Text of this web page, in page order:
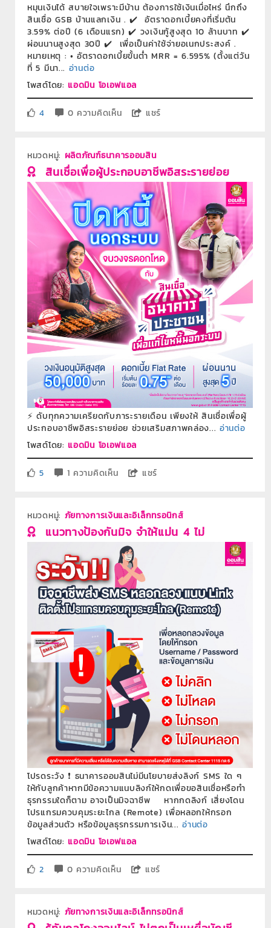
หมุนเงินได้ สบายใจเพราะมีบ้าน ต้องการใช้เงินเมื่อไหร่ นึกถึง
สินเชื่อ GSB บ้านแลกเงิน . ✔️ อัตราดอกเบี้ยคงที่เริ่มต้น
3.59% ต่อปี (6 เดือนแรก) ✔️ วงเงินกู้สูงสุด 10 ล้านบาท ✔️
ผ่อนนานสูงสุด 30ปี ✔️ เพื่อเป็นค่าใช้จ่ายอเนกประสงค์ .
หมายเหตุ : • อัตราดอกเบี้ยขั้นต่ำ MRR = 6.595% (ตั้งแต่วัน
ที่ 5 มีนา... อ่านต่อ
โพสต์โดย:แอดมิน โอเอฟแอล
4 0 ความคิดเห็น แชร์
หมวดหมู่: ผลิตภัณฑ์ธนาคารออมสิน
สินเชื่อเพื่อผู้ประกอบอาชีพอิสระรายย่อย
⚡️ ดับทุกความเครียดกับภาระรายเดือน เพียงให้ สินเชื่อเพื่อผู้
ประกอบอาชีพอิสระรายย่อย ช่วยเสริมสภาพคล่อง... อ่านต่อ
โพสต์โดย:แอดมิน โอเอฟแอล
5 1 ความคิดเห็น แชร์
หมวดหมู่: ภัยทางการเงินและอิเล็กทรอนิกส์
แนวทางป้องกันมิจ จำให้แม่น 4 ไม่
โปรดระวัง ❗️ ธนาคารออมสินไม่มีนโยบายส่งลิงก์ SMS ใด ๆ
ให้กับลูกค้าหากมีข้อความแนบลิงก์ให้กดเพื่อขอสินเชื่อหรือทำ
ธุรกรรมใดก็ตาม อาจเป็นมิจฉาชีพ หากกดลิงก์ เสี่ยงโดน
โปรแกรมควบคุมระยะไกล (Remote) เพื่อหลอกให้กรอก
ข้อมูลส่วนตัว หรือข้อมูลธุรกรรมการเงิน... อ่านต่อ
โพสต์โดย:แอดมิน โอเอฟแอล
2 0 ความคิดเห็น แชร์
หมวดหมู่: ภัยทางการเงินและอิเล็กทรอนิกส์